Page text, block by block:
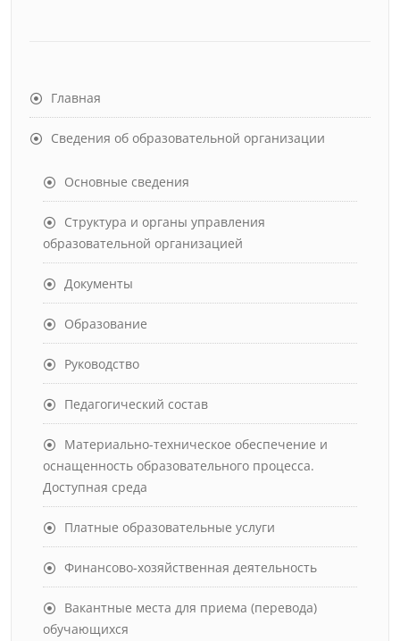
Главная
Сведения об образовательной организации
Основные сведения
Структура и органы управления
образовательной организацией
Документы
Образование
Руководство
Педагогический состав
Материально-техническое обеспечение и
оснащенность образовательного процесса.
Доступная среда
Платные образовательные услуги
Финансово-хозяйственная деятельность
Вакантные места для приема (перевода)
обучающихся